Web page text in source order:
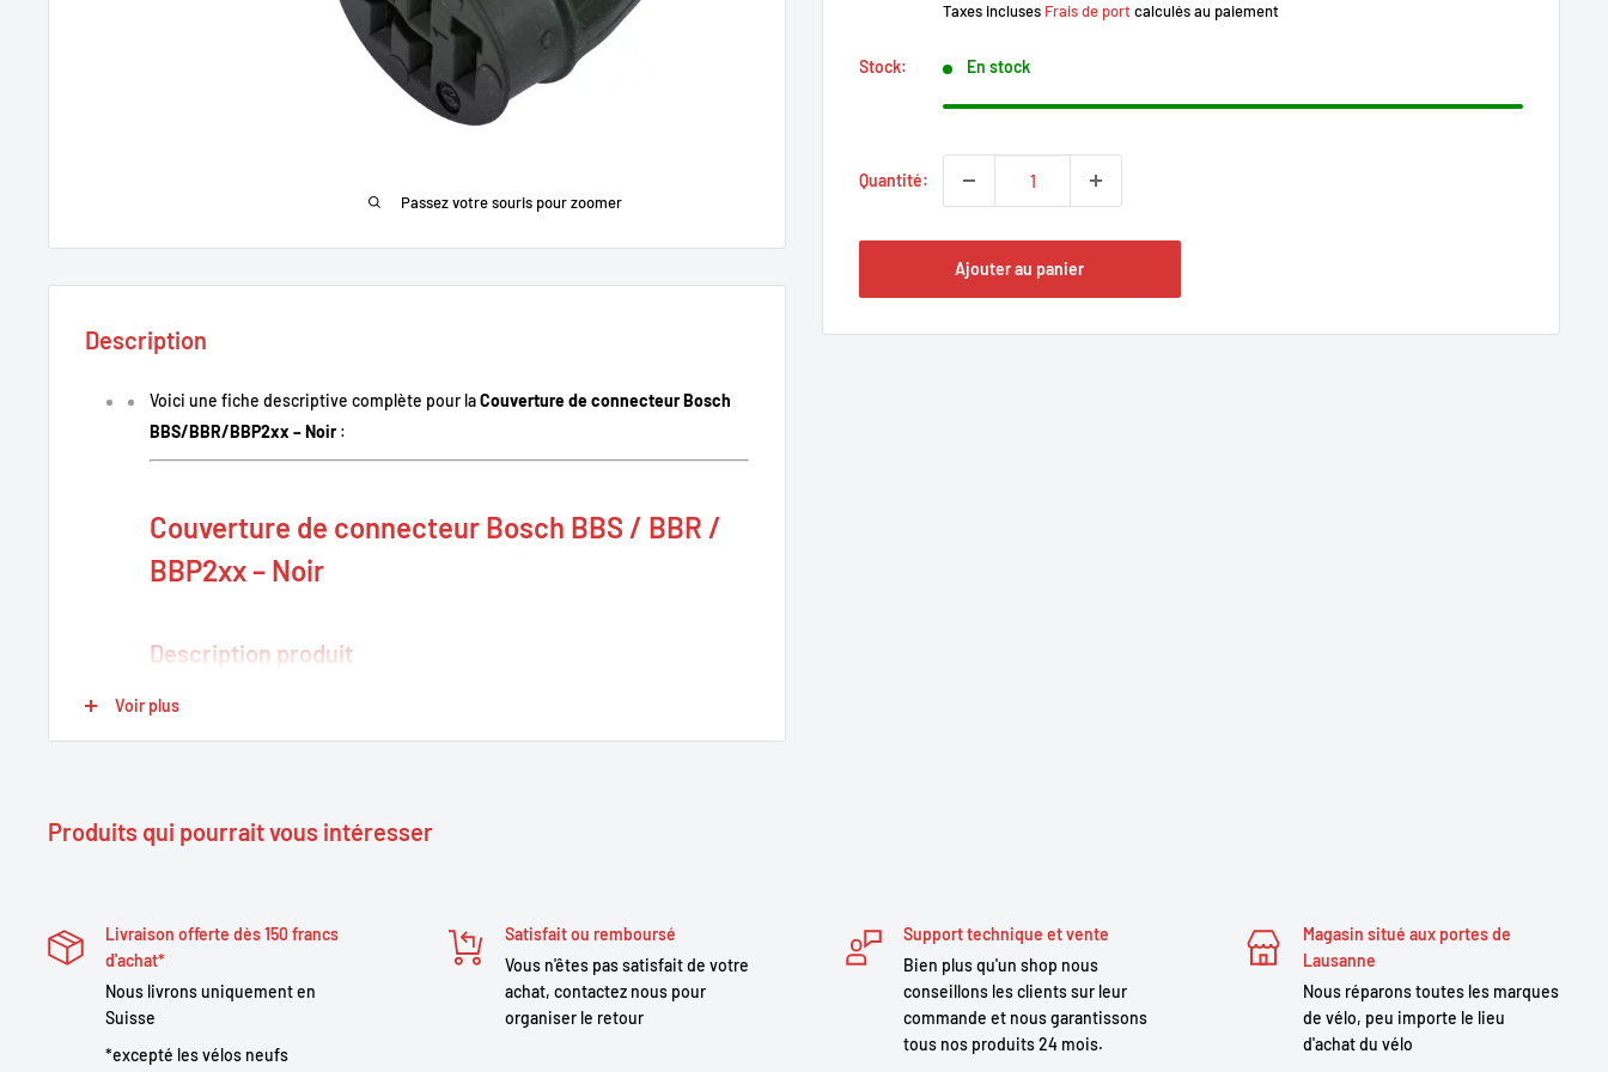
Passez votre souris pour zoomer
Taxes incluses Frais de portcalculés au paiement
Stock: En stock
Quantité:
Ajouter au panier
Description
Voici une fiche descriptive complète pour laCouverture de connecteur Bosch
BBS/BBR/BBP2xx – Noir:
Couverture de connecteur Bosch BBS / BBR /
BBP2xx – Noir
Description produit
Lacouverture de connecteur Bosch
connecteurs électriques des batteries et moteurs Bafang et Bosch (BBS, BBR et
matériau durable et flexible, elle garantit une protection fiable et une installation
Points forts
Protection optimale
: protège les connecteurs contre l’eau, la poussière et les
Voir plus
Produits qui pourrait vous intéresser
Livraison offerte dès 150 francs
d'achat*
Nous livrons uniquement en
Suisse
*excepté les vélos neufs
Satisfait ou remboursé
Vous n'êtes pas satisfait de votre
achat, contactez nous pour
organiser le retour
Support technique et vente
Bien plus qu'un shop nous
conseillons les clients sur leur
commande et nous garantissons
tous nos produits 24 mois.
Magasin situé aux portes de
Lausanne
Nous réparons toutes les marques
de vélo, peu importe le lieu
d'achat du vélo